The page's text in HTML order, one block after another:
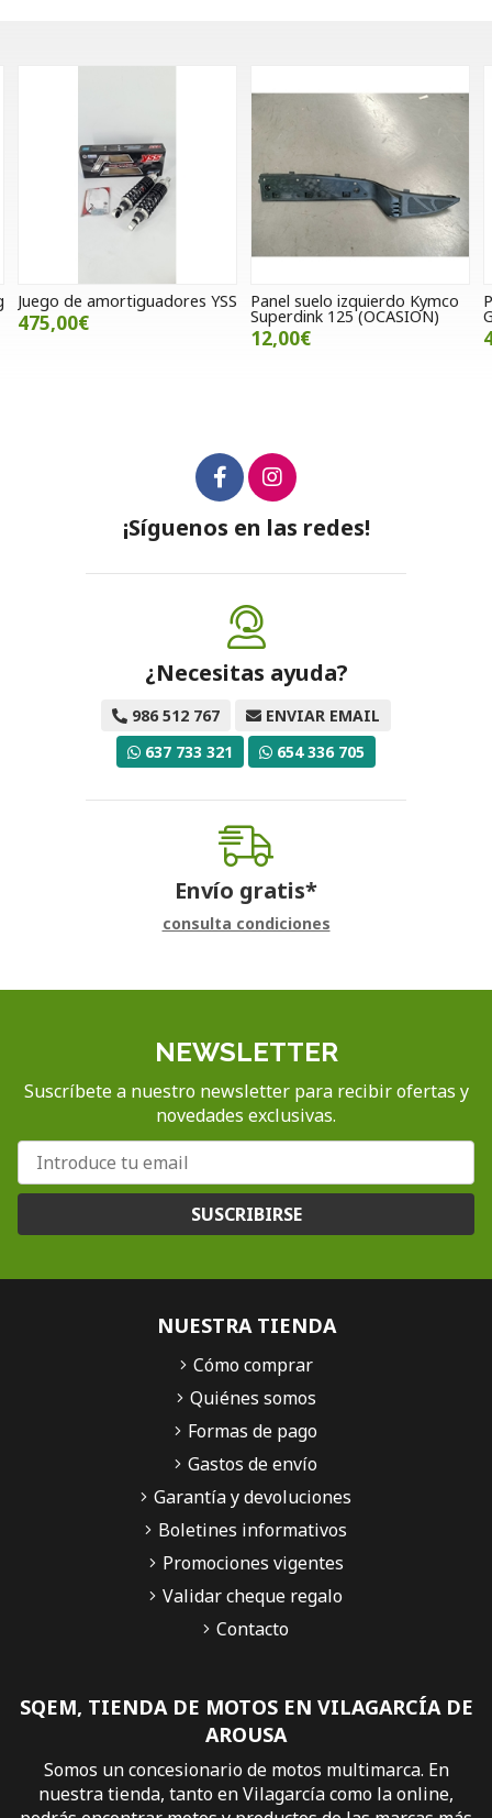
Juego de amortiguadores YSS
475,00€
Panel suelo izquierdo Kymco
Superdink 125 (OCASION)
12,00€
¡Síguenos en las redes!
¿Necesitas ayuda?
986 512 767
ENVIAR EMAIL
637 733 321
654 336 705
Envío gratis*
consulta condiciones
NEWSLETTER
Suscríbete a nuestro newsletter para recibir ofertas y
novedades exclusivas.
SUSCRIBIRSE
SQEM, TIENDA DE MOTOS EN VILAGARCÍA DE
AROUSA
Somos un concesionario de motos multimarca. En
nuestra tienda, tanto en Vilagarcía como la online,
NUESTRA TIENDA
Cómo comprar
Quiénes somos
Formas de pago
Gastos de envío
Garantía y devoluciones
Boletines informativos
Promociones vigentes
Validar cheque regalo
Contacto